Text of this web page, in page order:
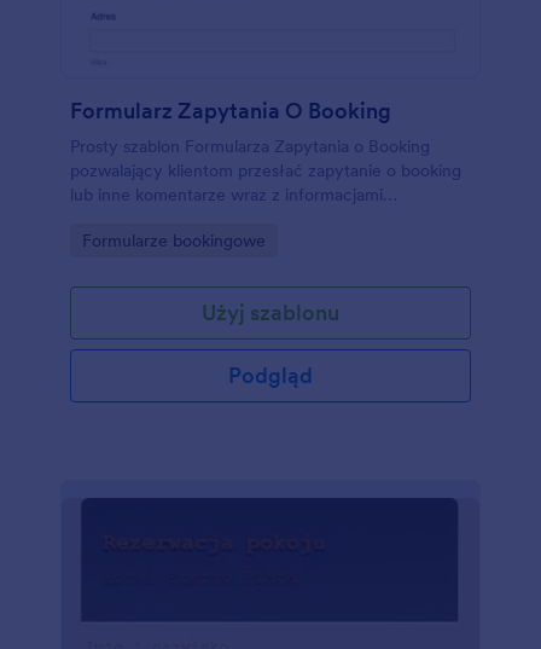
Formularz Zapytania O Booking
Prosty szablon Formularza Zapytania o Booking
pozwalający klientom przesłać zapytanie o booking
lub inne komentarze wraz z informacjami
odpowiedzieć im na zapytania dotyczące
kolory i dostosuj formularz dzięki szerokiej gamie
widgetów. Wstaw formularz na swoją stronę lub
używaj bezpośrednio.
Go to Category:
Formularze bookingowe
Użyj szablonu
Podgląd